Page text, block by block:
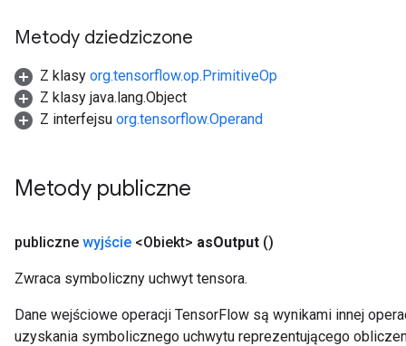
Metody dziedziczone
Z klasy org.tensorflow.op.PrimitiveOp
Z klasy java.lang.Object
Z interfejsu org.tensorflow.Operand
Metody publiczne
publiczne wyjście <Obiekt> asOutput ()
Zwraca symboliczny uchwyt tensora.
Dane wejściowe operacji TensorFlow są wynikami innej
uzyskania symbolicznego uchwytu reprezentującego